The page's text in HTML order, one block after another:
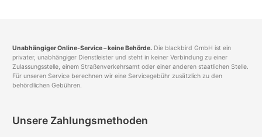
Unabhängiger Online-Service – keine Behörde. Die blackbird GmbH ist ein
privater, unabhängiger Dienstleister und steht in keiner Verbindung zu einer
Zulassungsstelle, einem Straßenverkehrsamt oder einer anderen staatlichen Stelle.
Für unseren Service berechnen wir eine Servicegebühr zusätzlich zu den
behördlichen Gebühren.
Unsere Zahlungsmethoden